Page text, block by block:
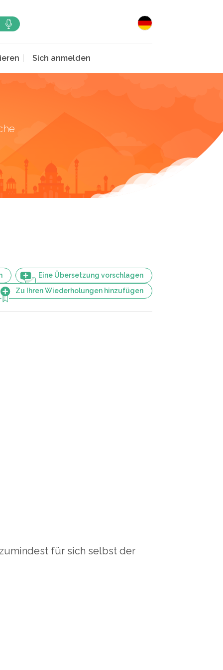
Sich anmelden
Eine Übersetzung vorschlagen
Zu Ihren Wiederholungen hinzufügen
für sich selbst der